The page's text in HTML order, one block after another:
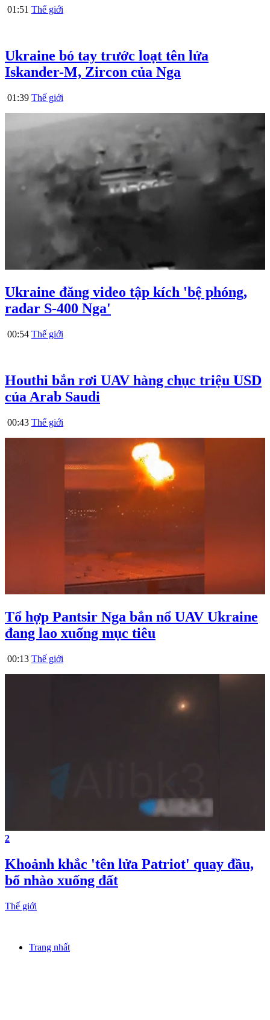
01:51 Thế giới
Ukraine bó tay trước loạt tên lửa
Iskander-M, Zircon của Nga
01:39 Thế giới
Ukraine đăng video tập kích 'bệ phóng,
radar S-400 Nga'
00:54 Thế giới
Houthi bắn rơi UAV hàng chục triệu USD
của Arab Saudi
00:43 Thế giới
Tổ hợp Pantsir Nga bắn nổ UAV Ukraine
đang lao xuống mục tiêu
00:13 Thế giới
2
Khoảnh khắc 'tên lửa Patriot' quay đầu,
bổ nhào xuống đất
Thế giới
Trang nhất